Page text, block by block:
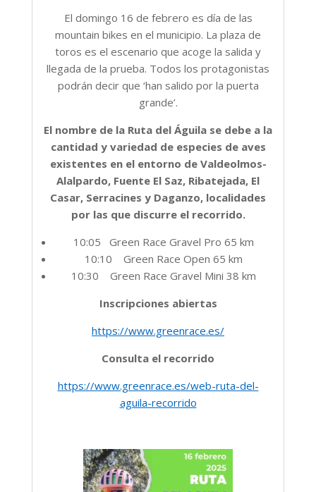
El domingo 16 de febrero es día de las
mountain bikes en el municipio. La plaza de
toros es el escenario que acoge la salida y
llegada de la prueba. Todos los protagonistas
podrán decir que ‘han salido por la puerta
grande’.
El nombre de la Ruta del Águila se debe a la
cantidad y variedad de especies de aves
existentes en el entorno de Valdeolmos-
Alalpardo, Fuente El Saz, Ribatejada, El
Casar, Serracines y Daganzo, localidades
por las que discurre el recorrido.
10:05 Green Race Gravel Pro 65 km
10:10 Green Race Open 65 km
10:30 Green Race Gravel Mini 38 km
Inscripciones abiertas
https://www.greenrace.es/
Consulta el recorrido
https://www.greenrace.es/web-ruta-del-
aguila-recorrido